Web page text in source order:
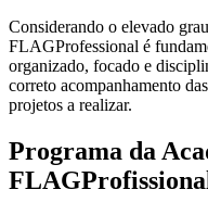
Considerando o elevado
FLAGProfessional é
organizado, focado e
correto acompanhamento
projetos a realizar.
Programa da